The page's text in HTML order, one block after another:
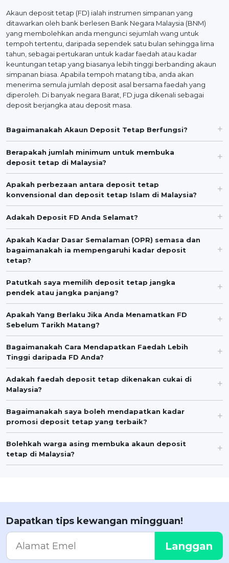
Akaun deposit tetap (FD) ialah instrumen simpanan yang
ditawarkan oleh bank berlesen Bank Negara Malaysia (BNM)
yang membolehkan anda mengunci sejumlah wang untuk
tempoh tertentu, daripada sependek satu bulan sehingga lima
tahun, sebagai pertukaran untuk kadar faedah atau kadar
keuntungan tetap yang biasanya lebih tinggi berbanding akaun
simpanan biasa. Apabila tempoh matang tiba, anda akan
menerima semula jumlah deposit asal bersama faedah yang
diperoleh. Di banyak negara Barat, FD juga dikenali sebagai
deposit berjangka atau deposit masa.
Bagaimanakah Akaun Deposit Tetap Berfungsi?
Berapakah jumlah minimum untuk membuka
deposit tetap di Malaysia?
Apakah perbezaan antara deposit tetap
konvensional dan deposit tetap Islam di Malaysia?
Adakah Deposit FD Anda Selamat?
Apakah Kadar Dasar Semalaman (OPR) semasa dan
bagaimanakah ia mempengaruhi kadar deposit
tetap?
Patutkah saya memilih deposit tetap jangka
pendek atau jangka panjang?
Apakah Yang Berlaku Jika Anda Menamatkan FD
Sebelum Tarikh Matang?
Bagaimanakah Cara Mendapatkan Faedah Lebih
Tinggi daripada FD Anda?
Adakah faedah deposit tetap dikenakan cukai di
Malaysia?
Bagaimanakah saya boleh mendapatkan kadar
promosi deposit tetap yang terbaik?
Bolehkah warga asing membuka akaun deposit
tetap di Malaysia?
Dapatkan tips kewangan mingguan!